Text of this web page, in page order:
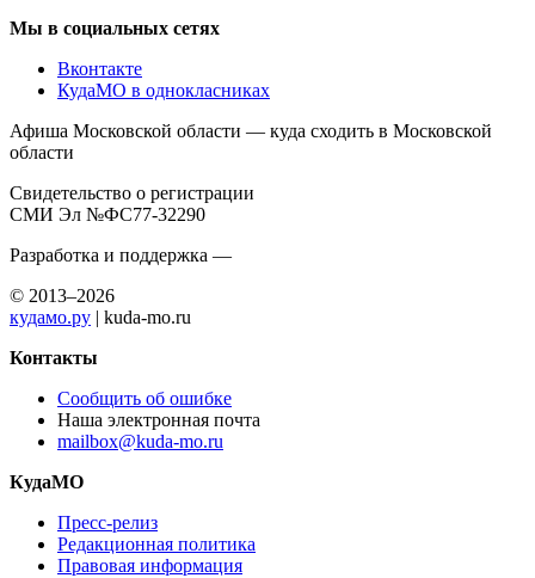
Мы в социальных сетях
Вконтакте
КудаМО в однокласниках
Афиша Московской области — куда сходить в Московской
области
Свидетельство о регистрации
СМИ Эл №ФС77-32290
Разработка и поддержка —
© 2013–2026
кудамо.ру | kuda-mo.ru
Контакты
Сообщить об ошибке
Наша электронная почта
mailbox@kuda-mo.ru
КудаМО
Пресс-релиз
Редакционная политика
Правовая информация